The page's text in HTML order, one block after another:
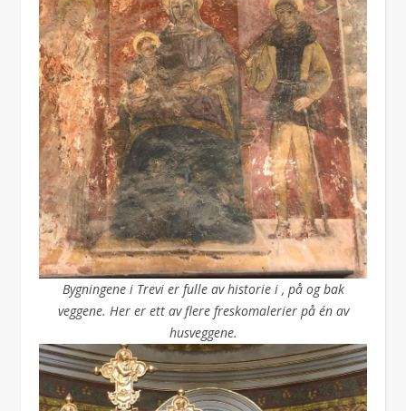
Bygningene i Trevi er fulle av historie i , på og bak
veggene. Her er ett av flere freskomalerier på én av
husveggene.